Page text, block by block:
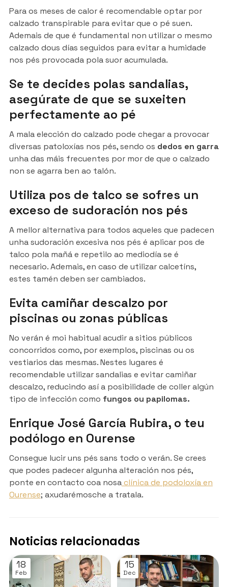
Para os meses de calor é recomendable optar por
calzado transpirable para evitar que o pé suen.
Ademais de que é fundamental non utilizar o mesmo
calzado dous días seguidos para evitar a humidade
nos pés provocada pola suor acumulada.
Se te decides polas sandalias,
asegúrate de que se suxeiten
perfectamente ao pé
A mala elección do calzado pode chegar a provocar
diversas patoloxías nos pés, sendo os dedos en garra
unha das máis frecuentes por mor de que o calzado
non se agarra ben ao talón.
Utiliza pos de talco se sofres un
exceso de sudoración nos pés
A mellor alternativa para todos aqueles que padecen
unha sudoración excesiva nos pés é aplicar pos de
talco pola mañá e repetilo ao mediodía se é
necesario. Ademais, en caso de utilizar calcetíns,
estes tamén deben ser cambiados.
Evita camiñar descalzo por
piscinas ou zonas públicas
No verán é moi habitual acudir a sitios públicos
concorridos como, por exemplos, piscinas ou os
vestiarios das mesmas. Nestes lugares é
recomendable utilizar sandalias e evitar camiñar
descalzo, reducindo así a posibilidade de coller algún
tipo de infección como fungos ou papilomas.
Enrique José García Rubira, o teu
podólogo en Ourense
Consegue lucir uns pés sans todo o verán. Se crees
que podes padecer algunha alteración nos pés,
ponte en contacto coa nosaclínica de podoloxía en
Ourense; axudarémosche a tratala.
Noticias relacionadas
18
Feb
15
Dec